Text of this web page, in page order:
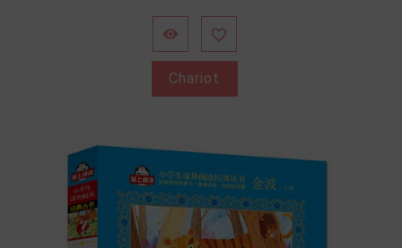
 
Chariot